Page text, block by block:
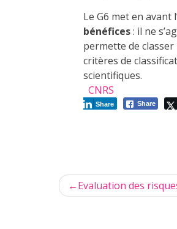
Le G6 met en avant
bénéfices: il ne
permette de
critères de
scientifiques.
CNRS
Share
Share
Navigation
de
Evaluation des